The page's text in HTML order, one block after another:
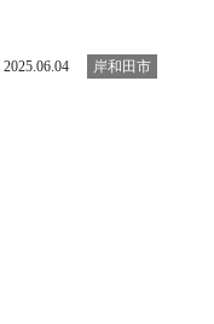
2025.06.04 岸和田市